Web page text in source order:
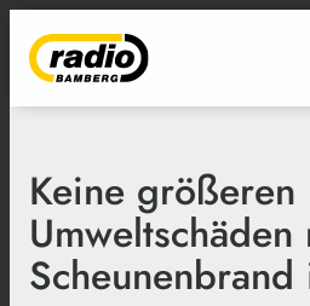
Keine größeren
Umweltschäden